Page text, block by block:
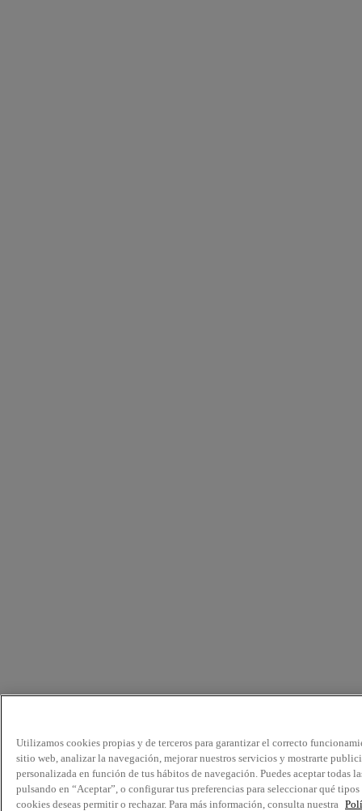
Utilizamos cookies propias y de terceros para garantizar el correcto
sitio web, analizar la navegación, mejorar nuestros servicios y mostrarte
personalizada en función de tus hábitos de navegación. Puedes aceptar todas
pulsando en “Aceptar”, o configurar tus preferencias para seleccionar qué tipos
cookies deseas permitir o rechazar. Para más información, consulta nuestra